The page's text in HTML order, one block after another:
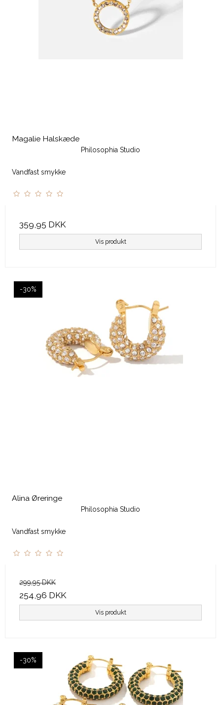
Magalie Halskæde
Philosophia Studio
Vandfast smykke
359,95 DKK
Vis produkt
-30%
Alina Øreringe
Philosophia Studio
Vandfast smykke
299,95 DKK
254,96 DKK
Vis produkt
-30%